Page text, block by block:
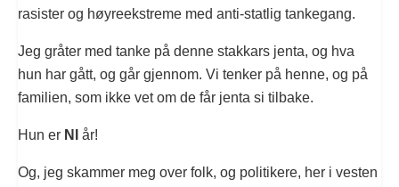
rasister og høyreekstreme med anti-statlig tankegang.
Jeg gråter med tanke på denne stakkars jenta, og hva
hun har gått, og går gjennom. Vi tenker på henne, og på
familien, som ikke vet om de får jenta si tilbake.
Hun er NI år!
Og, jeg skammer meg over folk, og politikere, her i vesten